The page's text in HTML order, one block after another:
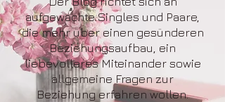
aufgewachte Singles und Paare,
die mehr über einen gesünderen
Beziehungsaufbau, ein
liebevolleres Miteinander sowie
allgemeine Fragen zur
Beziehung erfahren wollen.